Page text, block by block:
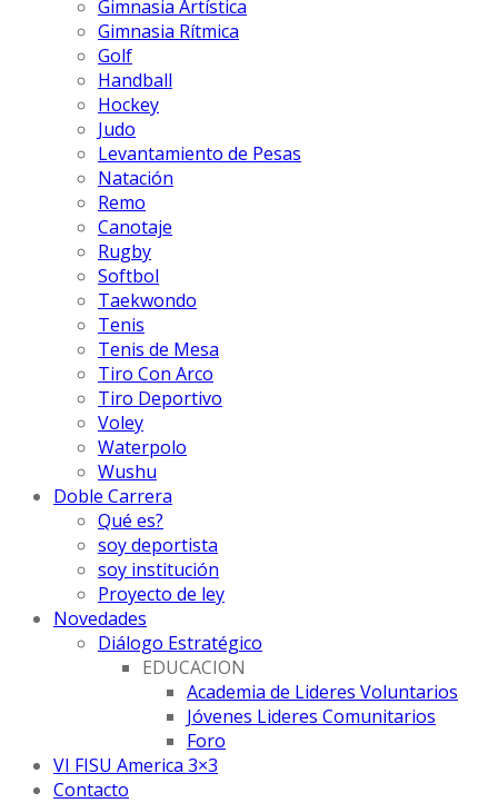
Gimnasia Artística
Gimnasia Rítmica
Golf
Handball
Hockey
Judo
Levantamiento de Pesas
Natación
Remo
Canotaje
Rugby
Softbol
Taekwondo
Tenis
Tenis de Mesa
Tiro Con Arco
Tiro Deportivo
Voley
Waterpolo
Wushu
Doble Carrera
Qué es?
soy deportista
soy institución
Proyecto de ley
Novedades
Diálogo Estratégico
EDUCACION
Academia de Lideres Voluntarios
Jóvenes Lideres Comunitarios
Foro
VI FISU America 3×3
Contacto